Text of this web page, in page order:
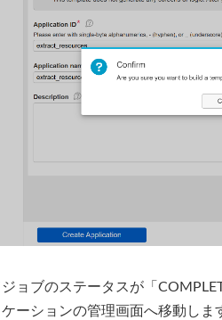
ョブのステータスが「
ーションの管理画面へ移動しま